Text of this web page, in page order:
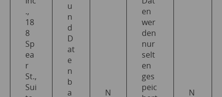
.,
18
8
Sp
ea
r
St.,
Sui
u
n
d
D
at
e
n
b
a
N
en
wer
den
nur
selt
en
ges
peic
N